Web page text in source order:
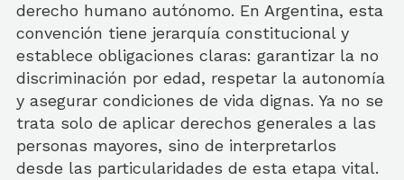
derecho humano autónomo. En Argentina, esta
convención tiene jerarquía constitucional y
establece obligaciones claras: garantizar la no
discriminación por edad, respetar la autonomía
y asegurar condiciones de vida dignas. Ya no se
trata solo de aplicar derechos generales a las
personas mayores, sino de interpretarlos
desde las particularidades de esta etapa vital.